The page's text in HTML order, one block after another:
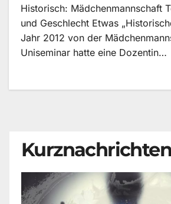
Historisch: Mädchenmannschaft
und Geschlecht Etwas
Jahr 2012 von der
Uniseminar hatte eine Dozentin…
Kurznachrichten